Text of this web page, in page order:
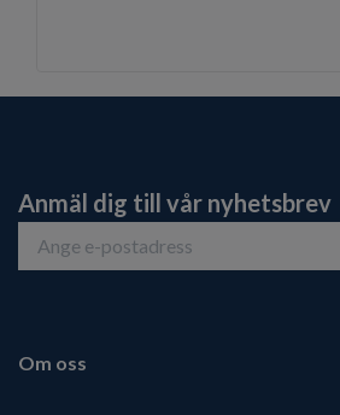
Anmäl dig till vår nyhetsbrev
Om oss